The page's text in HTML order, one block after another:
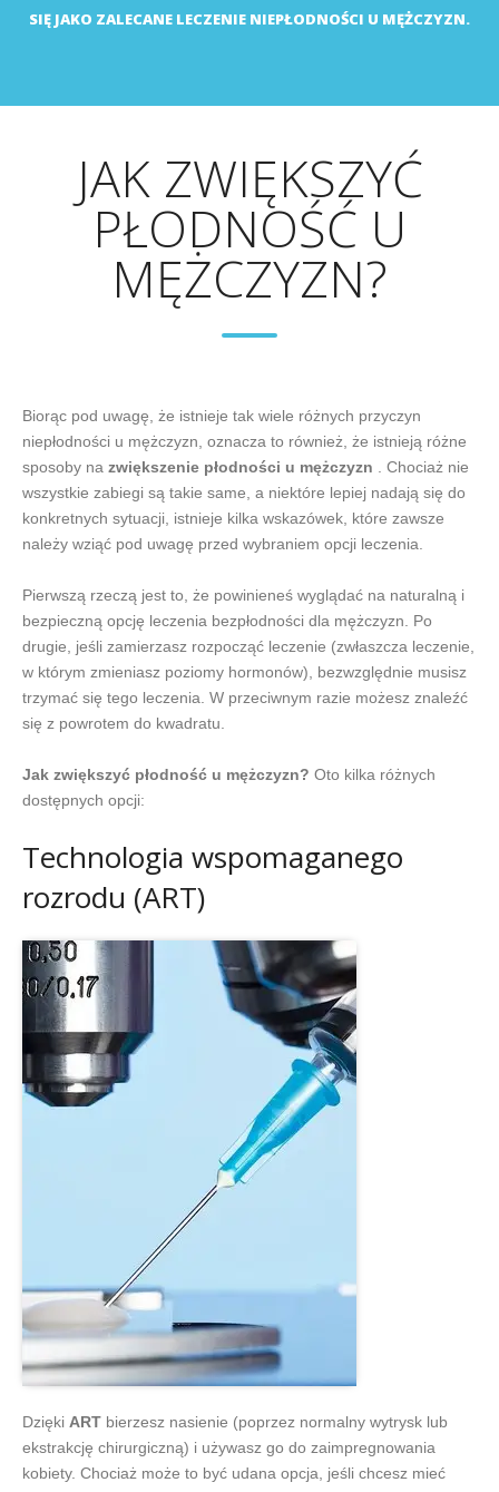
SIĘ JAKO ZALECANE LECZENIE NIEPŁODNOŚCI U MĘŻCZYZN.
JAK ZWIĘKSZYĆ
PŁODNOŚĆ U
MĘŻCZYZN?
Biorąc pod uwagę, że istnieje tak wiele różnych przyczyn
niepłodności u mężczyzn, oznacza to również, że istnieją różne
sposoby na zwiększenie płodności u mężczyzn . Chociaż nie
wszystkie zabiegi są takie same, a niektóre lepiej nadają się do
konkretnych sytuacji, istnieje kilka wskazówek, które zawsze
należy wziąć pod uwagę przed wybraniem opcji leczenia.
Pierwszą rzeczą jest to, że powinieneś wyglądać na naturalną i
bezpieczną opcję leczenia bezpłodności dla mężczyzn. Po
drugie, jeśli zamierzasz rozpocząć leczenie (zwłaszcza leczenie,
w którym zmieniasz poziomy hormonów), bezwzględnie musisz
trzymać się tego leczenia. W przeciwnym razie możesz znaleźć
się z powrotem do kwadratu.
Jak zwiększyć płodność u mężczyzn? Oto kilka różnych
dostępnych opcji:
Technologia wspomaganego
rozrodu (ART)
Dzięki ART bierzesz nasienie (poprzez normalny wytrysk lub
ekstrakcję chirurgiczną) i używasz go do zaimpregnowania
kobiety. Chociaż może to być udana opcja, jeśli chcesz mieć